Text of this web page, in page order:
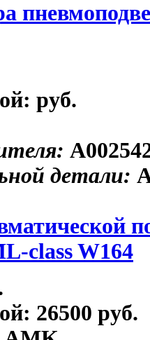
руб.
детали:
class W164
26500 руб.